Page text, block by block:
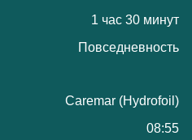
1 час 30 минут
Повседневность
Caremar (Hydrofoil)
08:55